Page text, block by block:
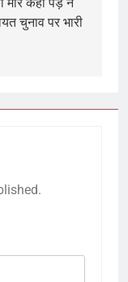
चुनाव पर भारी